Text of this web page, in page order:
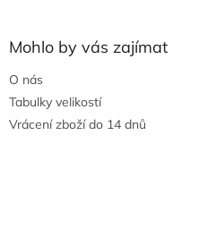
Mohlo by vás zajímat
O nás
Tabulky velikostí
Vrácení zboží do 14 dnů